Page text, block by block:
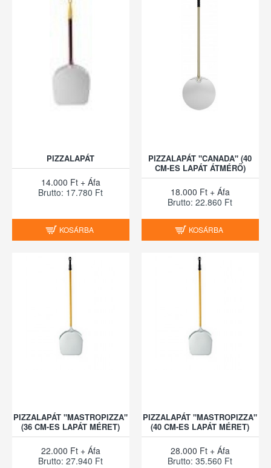
PIZZALAPÁT
14.000 Ft + Áfa
Brutto: 17.780 Ft
KOSÁRBA
PIZZALAPÁT "CANADA" (40
CM-ES LAPÁT ÁTMÉRŐ)
18.000 Ft + Áfa
Brutto: 22.860 Ft
KOSÁRBA
PIZZALAPÁT "MASTROPIZZA"
(36 CM-ES LAPÁT MÉRET)
22.000 Ft + Áfa
Brutto: 27.940 Ft
PIZZALAPÁT "MASTROPIZZA"
(40 CM-ES LAPÁT MÉRET)
28.000 Ft + Áfa
Brutto: 35.560 Ft